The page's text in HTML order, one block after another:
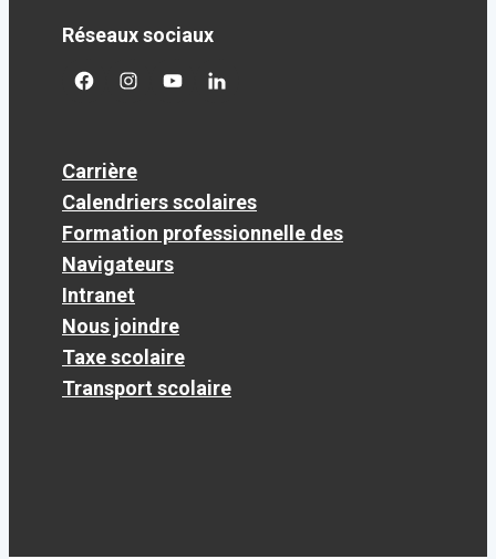
Réseaux sociaux
facebookgoogleplus
googleplusgoogleplus
Carrière
Calendriers scolaires
Formation professionnelle des
Navigateurs
Intranet
Nous joindre
Taxe scolaire
Transport scolaire